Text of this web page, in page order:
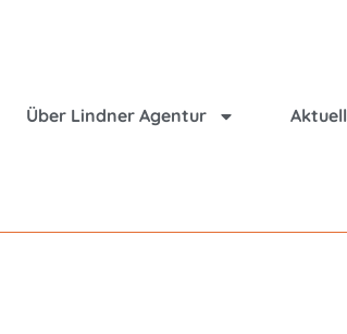
Über Lindner Agentur Aktuell